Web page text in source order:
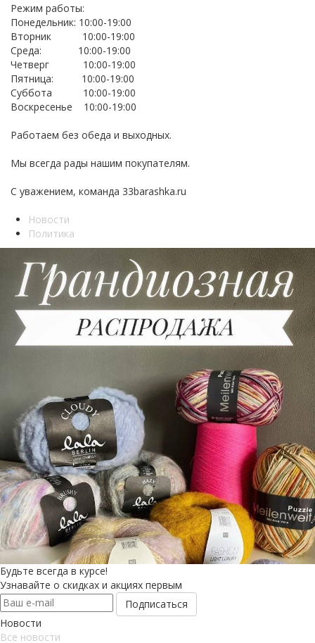
Режим работы:
Понедельник: 10:00-19:00
Вторник 10:00-19:00
Среда: 10:00-19:00
Четверг 10:00-19:00
Пятница: 10:00-19:00
Суббота 10:00-19:00
Воскресенье 10:00-19:00
Работаем без обеда и выходных.
Мы всегда рады нашим покупателям.
С уважением, команда 33barashka.ru
Новости
Политика
Будьте всегда в курсе!
Узнавайте о скидках и акциях первым
Новости
Все новости